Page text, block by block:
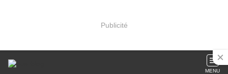
Publicité
MENU